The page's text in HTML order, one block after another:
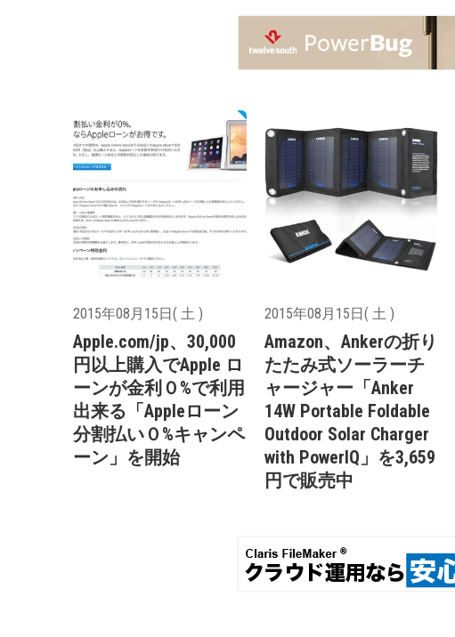
2015年08月15日( 土 )
Apple.com/jp、30,000
円以上購入でApple ロ
ーンが金利０%で利用
出来る「Appleローン
分割払い０%キャンペ
ーン」を開始
2015年08月15日( 土 )
Amazon、Ankerの折り
たたみ式ソーラーチ
ャージャー「Anker
14W Portable Foldable
Outdoor Solar Charger
with PowerIQ」を3,659
円で販売中